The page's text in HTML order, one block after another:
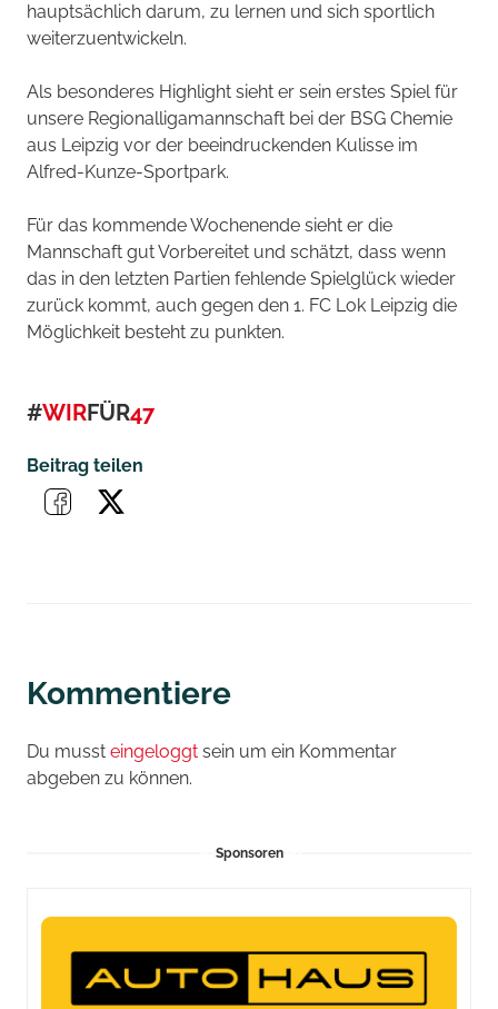
hauptsächlich darum, zu lernen und sich sportlich
weiterzuentwickeln.
Als besonderes Highlight sieht er sein erstes Spiel für
unsere Regionalligamannschaft bei der BSG Chemie
aus Leipzig vor der beeindruckenden Kulisse im
Alfred-Kunze-Sportpark.
Für das kommende Wochenende sieht er die
Mannschaft gut Vorbereitet und schätzt, dass wenn
das in den letzten Partien fehlende Spielglück wieder
zurück kommt, auch gegen den 1. FC Lok Leipzig die
Möglichkeit besteht zu punkten.
#WIRFÜR47
Beitrag teilen
Kommentiere
Du musst eingeloggt sein um ein Kommentar
abgeben zu können.
Sponsoren